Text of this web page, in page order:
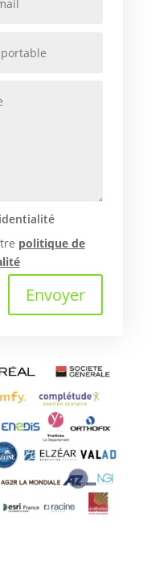
politique de
Envoyer